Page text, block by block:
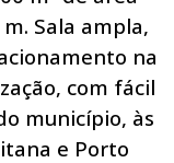
Sala ampla,
na
com fácil
município, às
e Porto